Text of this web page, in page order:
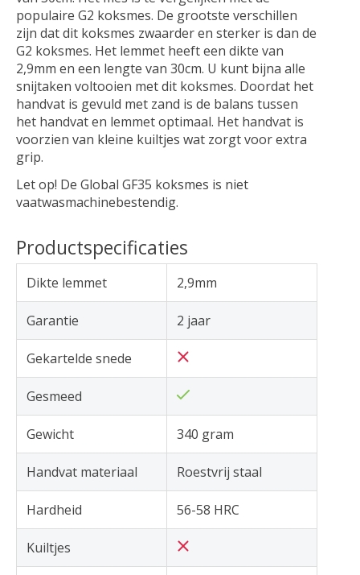
populaire G2 koksmes. De grootste verschillen
zijn dat dit koksmes zwaarder en sterker is dan de
G2 koksmes. Het lemmet heeft een dikte van
2,9mm en een lengte van 30cm. U kunt bijna alle
snijtaken voltooien met dit koksmes. Doordat het
handvat is gevuld met zand is de balans tussen
het handvat en lemmet optimaal. Het handvat is
voorzien van kleine kuiltjes wat zorgt voor extra
grip.
Let op! De Global GF35 koksmes is niet
vaatwasmachinebestendig.
Productspecificaties
Dikte lemmet 2,9mm
Garantie 2 jaar
Gekartelde snede
Gesmeed
Gewicht 340 gram
Handvat materiaal Roestvrij staal
Hardheid 56-58 HRC
Kuiltjes